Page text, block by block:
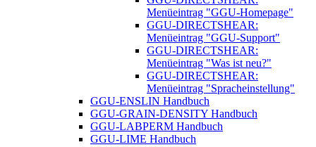
Menüeintrag "GGU-Homepage"
GGU-DIRECTSHEAR:
Menüeintrag "GGU-Support"
GGU-DIRECTSHEAR:
Menüeintrag "Was ist neu?"
GGU-DIRECTSHEAR:
Menüeintrag "Spracheinstellung"
GGU-ENSLIN Handbuch
GGU-GRAIN-DENSITY Handbuch
GGU-LABPERM Handbuch
GGU-LIME Handbuch